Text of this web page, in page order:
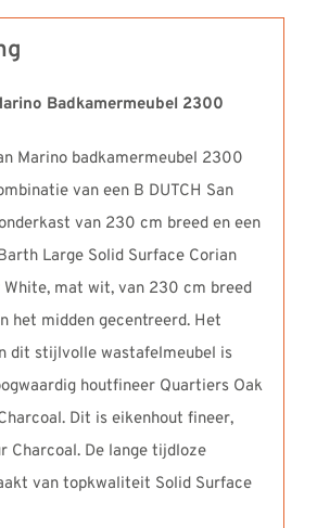
Badkamermeubel 2300
Marino badkamermeubel 2300
van een B DUTCH San
van 230 cm breed en een
Large Solid Surface Corian
mat wit, van 230 cm breed
het midden gecentreerd. Het
dit stijlvolle wastafelmeubel is
houtfineer Quartiers Oak
Dit is eikenhout fineer,
Charcoal. De lange tijdloze
van topkwaliteit Solid Surface